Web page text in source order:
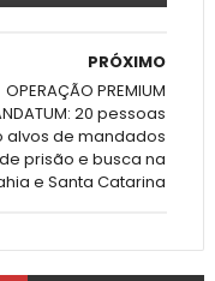
PRÓXIMO
OPERAÇÃO PREMIUM
20 pessoas
alvos de mandados
de prisão e busca na
e Santa Catarina